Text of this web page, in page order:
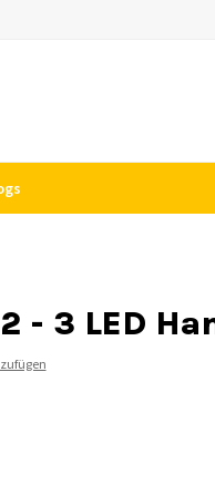
- 3 LED